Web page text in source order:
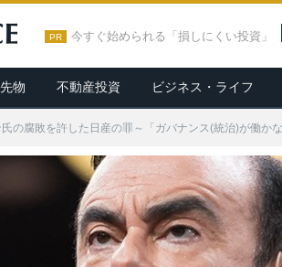
PR 今すぐ始められる「損しにくい投資」
物 不動産投資 ビジネス・ライフ
氏の腐敗を許した日産の罪～「ガバナンス(統治)が働か